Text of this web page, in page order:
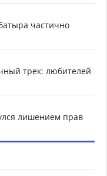
частично
трек: любителей
лишением прав